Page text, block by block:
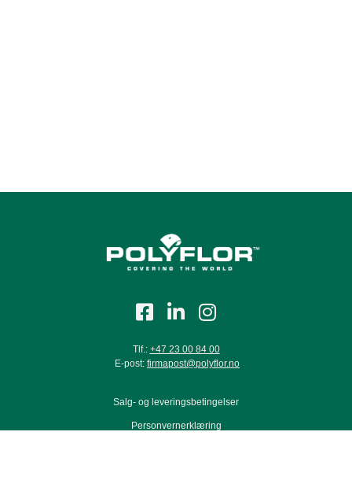
Tlf.: +47 23 00 84 00
E-post: firmapost@polyflor.no
Salg- og leveringsbetingelser
Personvernerklæring